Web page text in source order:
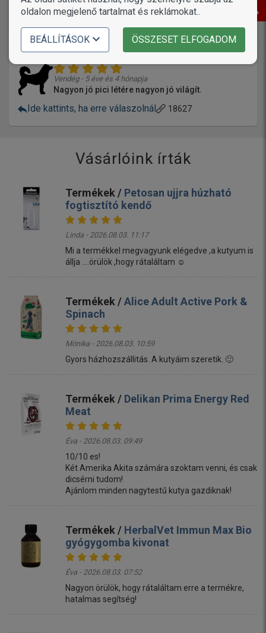
Ide kattints, ha erre válaszolnál 16609
Vendég - 5 éve és 4 hónapja
Nagyon jó pici létére nagyon jó világít.
Ide kattints, ha erre válaszolnál 18627
Vásárlóink írták
Termékek / Petosan ujjra húzható
fogtisztító kendő
Linda - 2026.08.03. 11:17
Mi a termékkel megvagyunk elégedve ,a kutyum is
állja ....örülök ,hogy rátaláltam ☺️
Termékek /Alice Adult Active Pork &
Spinach
Mónika - 2026.08.03. 10:59
Gyors házhozszállitás. A kutyáim szeretik. 🙂
Termékek / Delikan Prima Energy Red
Meat
Éva - 2026.08.03. 09:49
10/10 es!
Két Amerika Akita számára szoktam venni, és csak
dicsérni tudom!
Ajánlom minden nagytestű kutya gazdiknak!
Termékek / HerbalVet Immun Max Bio
gyógygomba kivonat
Éva - 2026.08.03. 07:52
Nagyon örülök, hogy rátaláltam erre a termékre,
hatalmas segítség!
oldalon megjelenő tartalmat és reklámokat..
BEÁLLÍTÁSOK ÖSSZESET ELFOGADOM